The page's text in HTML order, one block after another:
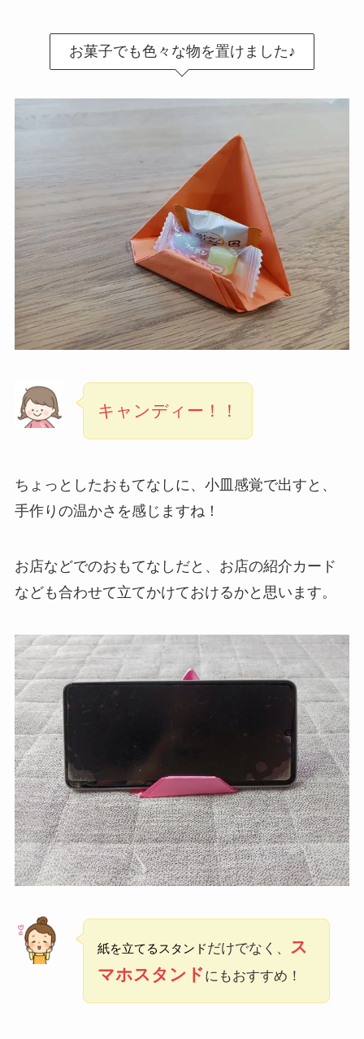
お菓子でも色々な物を置けました♪
キャンディー！！
ちょっとしたおもてなしに、小皿感覚で出すと、
手作りの温かさを感じますね！
お店などでのおもてなしだと、お店の紹介カード
なども合わせて立てかけておけるかと思います。
紙を立てるスタンドだけでなく、
ス
マホスタンド にもおすすめ！